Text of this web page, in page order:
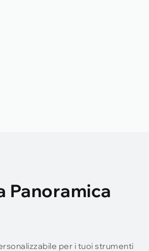
Panoramica
per i tuoi strumenti